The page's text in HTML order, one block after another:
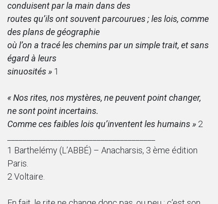
conduisent par la main dans des
routes qu’ils ont souvent parcourues ; les lois, comme
des plans de géographie
où l’on a tracé les chemins par un simple trait, et sans
égard à leurs
sinuosités » 1
« Nos rites, nos mystères, ne peuvent point changer,
ne sont point incertains.
Comme ces faibles lois qu’inventent les humains » 2
1 Barthelémy (L’ABBÉ) – Anacharsis, 3 ème édition
Paris.
2 Voltaire.